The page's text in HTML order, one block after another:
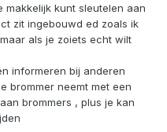
kunt sleutelen aan
zit ingebouwd ed zoals ik
als je zoiets echt wilt
informeren bij anderen
brommer neemt met een
brommers , plus je kan